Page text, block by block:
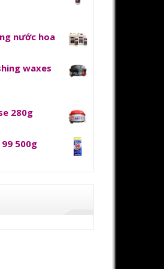
nước hoa
waxes
280g
500g